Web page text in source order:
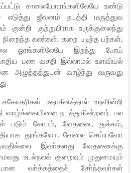
சாலையோரங்களிலேயே உண்டு
எடுத்து ஜீவனம் நடத்தி மருத்துவ
குற்றுயிராக உருக்குலைந்து
நிறைந்த கண்கள், கறை படிந்த பற்கள்,
ஓரங்களிலேயே இறந்து போய்
பண வசதி இல்லாமல் உளவியல்
அழுத்தத்துடன் வாழ்ந்து வருவது
உதாசீனத்தால் உறவின்றி
வாழ்க்கையினை நடத்துகின்றனர். பல
படும் கோபம், வேதனை, துக்கம்,
தூங்கவோ, வேலை செய்யவோ
இவர்களது வேதனைக்கு
உடல்நலக் குறைவும் முதுமையும்
வா்க்கத்தைச் சோ்ந்தவர்கள்